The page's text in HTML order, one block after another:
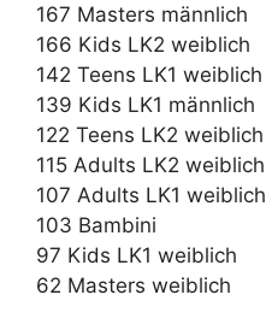
167 Masters männlich
166 Kids LK2 weiblich
142 Teens LK1 weiblich
139 Kids LK1 männlich
122 Teens LK2 weiblich
115 Adults LK2 weiblich
107 Adults LK1 weiblich
103 Bambini
97 Kids LK1 weiblich
62 Masters weiblich